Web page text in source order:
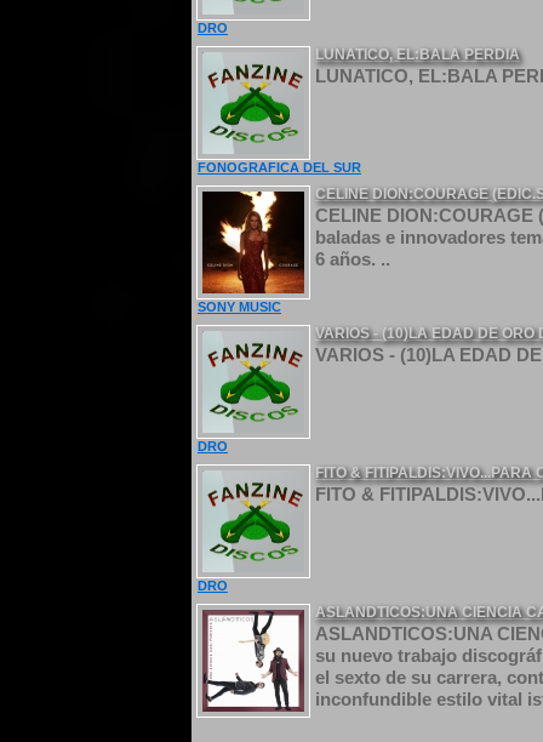
DRO
LUNATICO, EL:BALA PERDIA
LUNATICO, EL:BALA
FONOGRAFICA DEL SUR
CELINE DION:COURAGE
CELINE DION:COURAGE
baladas e innovadores
6 años. ..
SONY MUSIC
VARIOS - (10)LA EDAD DE ORO
VARIOS - (10)LA EDAD
DRO
FITO & FITIPALDIS:VIVO...PARA
FITO &
DRO
ASLANDTICOS:UNA CIENCIA
ASLANDTICOS:UNA
su nuevo trabajo
el sexto de su carrera,
inconfundible estilo vital